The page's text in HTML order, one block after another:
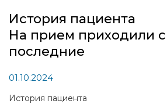
История пациента
На прием приходили
последние
01.10.2024
История пациента